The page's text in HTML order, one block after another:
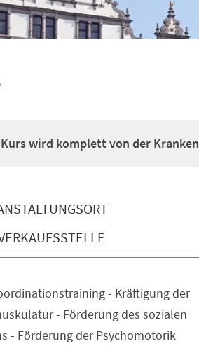
wird komplett von der
- Kräftigung der
- Förderung des sozialen
- Förderung der Psychomotorik